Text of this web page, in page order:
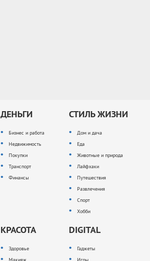
ДЕНЬГИ
Бизнес и работа
Недвижимость
Покупки
Транспорт
Финансы
СТИЛЬ ЖИЗНИ
Дом и дача
Еда
Животные и природа
Лайфхаки
Путешествия
Развлечения
Спорт
Хобби
КРАСОТА
Здоровье
Макияж
DIGITAL
Гаджеты
Игры